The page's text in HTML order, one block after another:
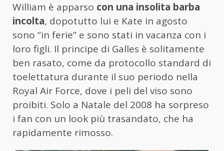
William è apparso con una insolita barba
incolta, dopotutto lui e Kate in agosto
sono “in ferie” e sono stati in vacanza con i
loro figli. Il principe di Galles è solitamente
ben rasato, come da protocollo standard di
toelettatura durante il suo periodo nella
Royal Air Force, dove i peli del viso sono
proibiti. Solo a Natale del 2008 ha sorpreso
i fan con un look più trasandato, che ha
rapidamente rimosso.